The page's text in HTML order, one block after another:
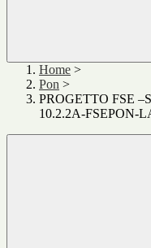
Home >
Pon >
PROGETTO FSE
10.2.2A-FSEPON-